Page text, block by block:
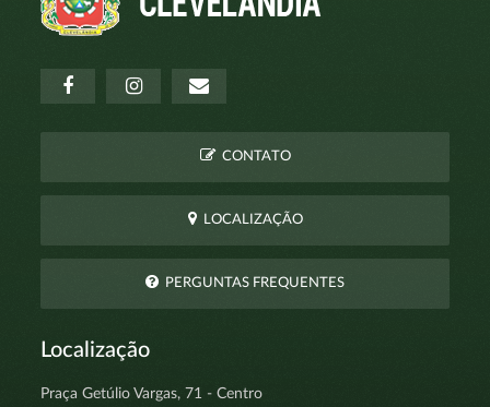
CONTATO
LOCALIZAÇÃO
PERGUNTAS FREQUENTES
Localização
Praça Getúlio Vargas, 71 - Centro